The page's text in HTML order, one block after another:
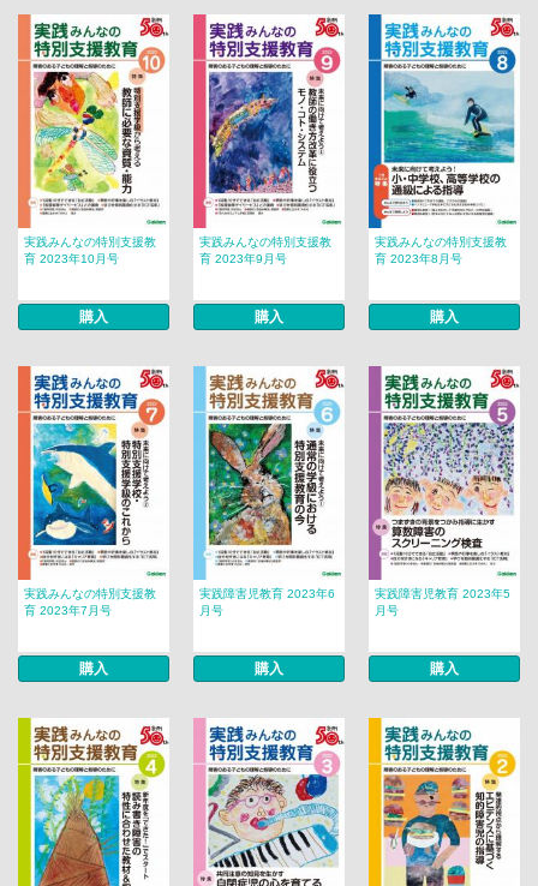
実践みんなの特別支援教
育 2023年10月号
購入
実践みんなの特別支援教
育 2023年9月号
購入
実践みんなの特別支援教
育 2023年8月号
購入
実践みんなの特別支援教
育 2023年7月号
購入
実践障害児教育 2023年6
月号
購入
実践障害児教育 2023年5
月号
購入